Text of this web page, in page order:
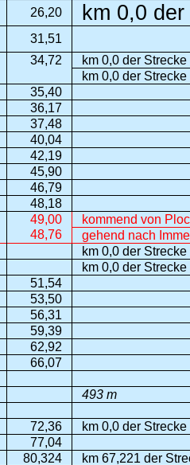
26,20 km 0,0
31,51
34,72
km 0,0 der
km 0,0 der
35,40
36,17
37,48
40,04
42,19
45,90
46,79
48,18
49,00
kommend von
48,76
gehend nach
km 0,0 der
km 0,0 der
51,54
53,50
56,31
59,39
62,92
66,07
493 m
72,36
km 0,0 der
77,04
80,324
km 67,221 der